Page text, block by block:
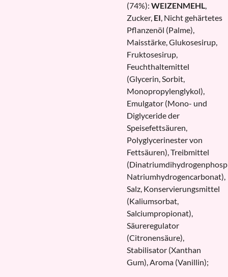
(74%): WEIZENMEHL,
Zucker, EI, Nicht gehärtetes
Pflanzenöl (Palme),
Maisstärke, Glukosesirup,
Fruktosesirup,
Feuchthaltemittel
(Glycerin, Sorbit,
Monopropylenglykol),
Emulgator (Mono- und
Diglyceride der
Speisefettsäuren,
Polyglycerinester von
Fettsäuren), Treibmittel
Natriumhydrogencarbonat),
Salz, Konservierungsmittel
(Kaliumsorbat,
Salciumpropionat),
Säureregulator
(Citronensäure),
Stabilisator (Xanthan
Gum), Aroma (Vanillin);